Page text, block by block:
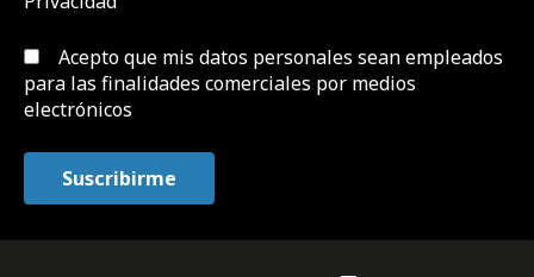
Acepto que mis datos personales sean empleados
para las finalidades comerciales por medios
electrónicos